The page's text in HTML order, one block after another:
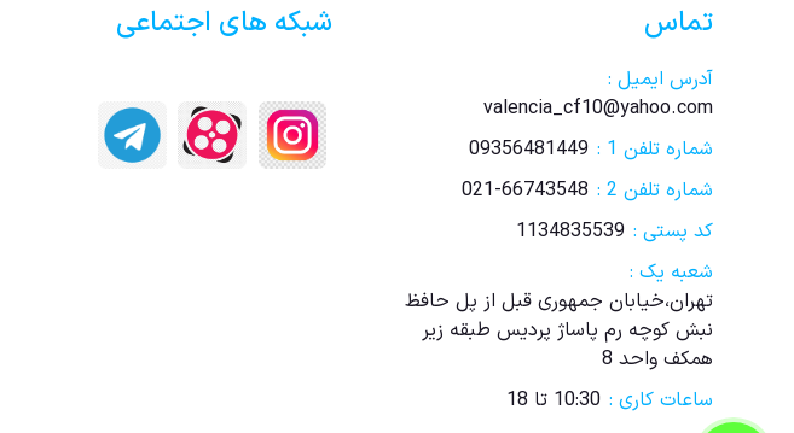
تماس
آدرس ایمیل :
valencia_cf10@yahoo.com
شماره تلفن 1 :
09356481449
شماره تلفن 2 :
021-66743548
کد پستی : 1134835539
شعبه یک :
تهران،خیابان جمهوری قبل از پل حافظ
نبش کوچه رم پاساژ پردیس طبقه زیر
همکف واحد 8
ساعات کاری : 10:30 تا 18
شبکه های اجتماعی